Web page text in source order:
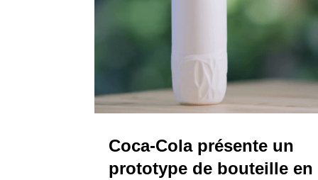
Coca-Cola présente un
prototype de bouteille en